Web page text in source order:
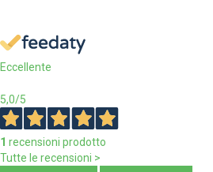
Eccellente
5,0/5
1 recensioni prodotto
Tutte le recensioni >